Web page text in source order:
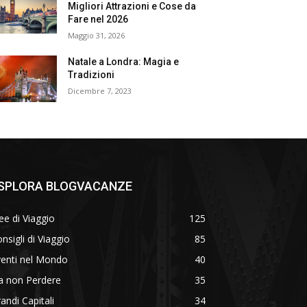
Migliori Attrazioni e Cose da
Fare nel 2026
Maggio 31, 2026
Natale a Londra: Magia e
Tradizioni
Dicembre 7, 2023
BLOGVACANZE
di Viaggio
125
di Viaggio
85
nel Mondo
40
non Perdere
35
Capitali
34